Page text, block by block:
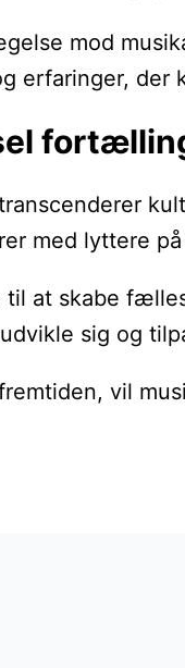
mod
erfaringer, der
med lyttere
at skabe
sig og
vil